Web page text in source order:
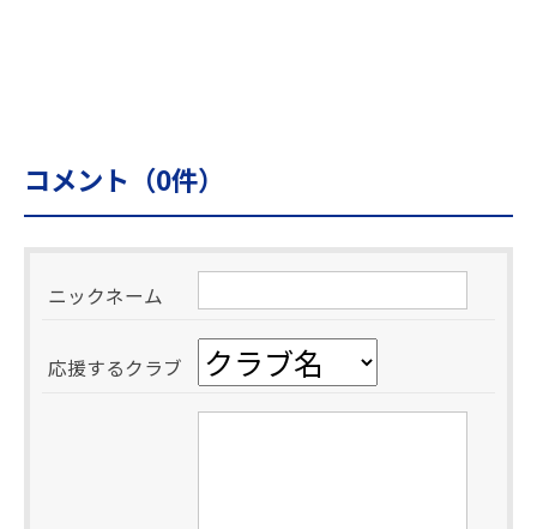
コメント（0件）
ニックネーム
応援するクラブ